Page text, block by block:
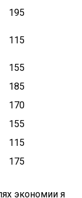
195
115
155
185
170
155
115
175
экономии я